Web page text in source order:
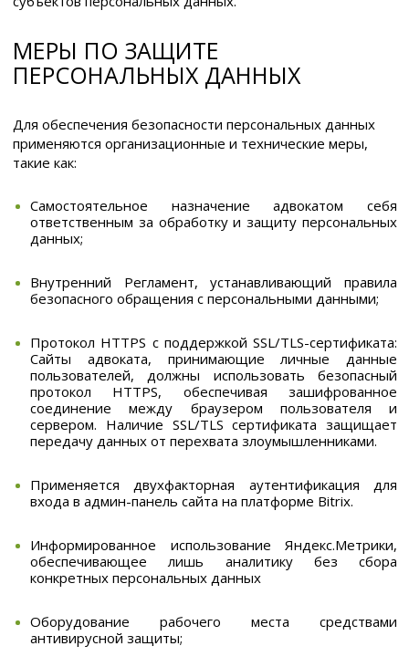
МЕРЫ ПО ЗАЩИТЕ
ПЕРСОНАЛЬНЫХ ДАННЫХ
Для обеспечения безопасности персональных данных
применяются организационные и технические меры,
такие как:
Самостоятельное назначение адвокатом себя
ответственным за обработку и защиту персональных
данных;
Внутренний Регламент, устанавливающий правила
безопасного обращения с персональными данными;
Протокол HTTPS с поддержкой SSL/TLS-сертификата:
Сайты адвоката, принимающие личные данные
пользователей, должны использовать безопасный
протокол HTTPS, обеспечивая зашифрованное
соединение между браузером пользователя и
сервером. Наличие SSL/TLS сертификата защищает
передачу данных от перехвата злоумышленниками.
Применяется двухфакторная аутентификация для
входа в админ-панель сайта на платформе Bitrix.
Информированное использование Яндекс.Метрики,
обеспечивающее лишь аналитику без сбора
конкретных персональных данных
Оборудование рабочего места средствами
антивирусной защиты;